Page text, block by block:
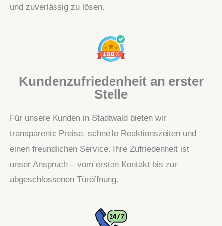
und zuverlässig zu lösen.
Kundenzufriedenheit an erster
Stelle
Für unsere Kunden in Stadtwald bieten wir
transparente Preise, schnelle Reaktionszeiten und
einen freundlichen Service. Ihre Zufriedenheit ist
unser Anspruch – vom ersten Kontakt bis zur
abgeschlossenen Türöffnung.